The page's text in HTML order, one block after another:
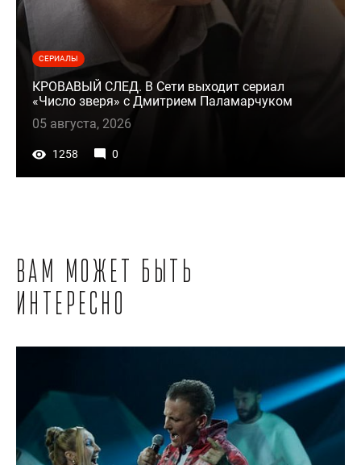
СЕРИАЛЫ
КРОВАВЫЙ СЛЕД. В Сети выходит сериал
«Число зверя» с Дмитрием Паламарчуком
05 августа, 2026
1258 0
Вам может быть
интересно